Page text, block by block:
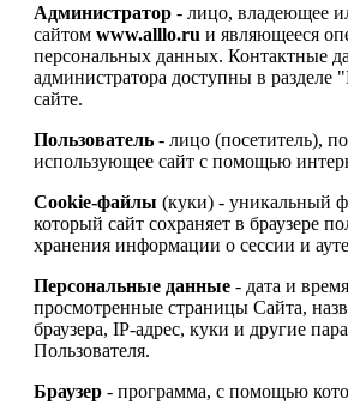
Администратор - лицо, владеющее
сайтом www.alllo.ru и являющееся
персональных данных. Контактные
администратора доступны в разделе
сайте.
Пользователь - лицо (посетитель),
использующее сайт с помощью
Cookie-файлы (куки) - уникальный
который сайт сохраняет в браузере
хранения информации о сессии и
Персональные данные - дата и
просмотренные страницы Сайта,
браузера, IP-адрес, куки и другие
Пользователя.
Браузер - программа, с помощью